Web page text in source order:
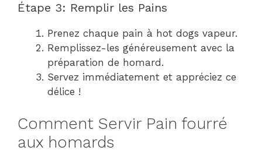
Étape 3: Remplir les Pains
Prenez chaque pain à hot dogs vapeur.
Remplissez-les généreusement avec la
préparation de homard.
Servez immédiatement et appréciez ce
délice !
Comment Servir Pain fourré
aux homards